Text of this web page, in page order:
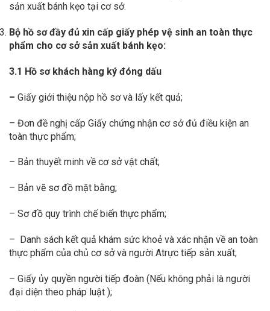
sản xuất bánh kẹo tại cơ sở.
Bộ hồ sơ đầy đủ xin cấp giấy phép vệ sinh an toàn thực
phẩm cho cơ sở sản xuất bánh kẹo:
3.1 Hồ sơ khách hàng ký đóng dấu
– Giấy giới thiệu nộp hồ sơ và lấy kết quả;
– Đơn đề nghị cấp Giấy chứng nhận cơ sở đủ điều kiện an
toàn thực phẩm;
– Bản thuyết minh về cơ sở vật chất;
– Bản vẽ sơ đồ mặt bằng;
– Sơ đồ quy trình chế biến thực phẩm;
– Danh sách kết quả khám sức khoẻ và xác nhận về an toàn
thực phẩm của chủ cơ sở và người Atrực tiếp sản xuất;
– Giấy ủy quyền người tiếp đoàn (Nếu không phải là người
đại diện theo pháp luật );